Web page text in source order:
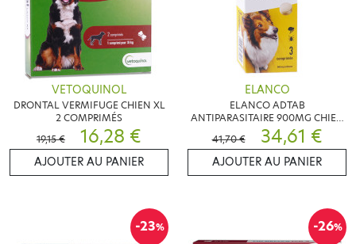
VETOQUINOL
DRONTAL VERMIFUGE CHIEN XL
2 COMPRIMÉS
19,15 €
16,28 €
AJOUTER AU PANIER
ELANCO
ELANCO ADTAB
ANTIPARASITAIRE 900MG CHIEN
22-45KG 3 COMPRIMES
41,70 € 34,61 €
AJOUTER AU PANIER
-23% -26%